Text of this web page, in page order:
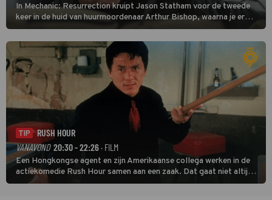
In Mechanic: Resurrection kruipt Jason Statham voor de tweede
keer in de huid van huurmoordenaar Arthur Bishop, waarna je er
donder op kunt zeggen dat er van Bishops geplande pensioen niet
veel terechtkomt.
TIP
RUSH HOUR
VANAVOND 20:30 - 22:26 · FILM
Een Hongkongse agent en zijn Amerikaanse collega werken in de
actiekomedie Rush Hour samen aan een zaak. Dat gaat niet altijd
van een leien dakje.